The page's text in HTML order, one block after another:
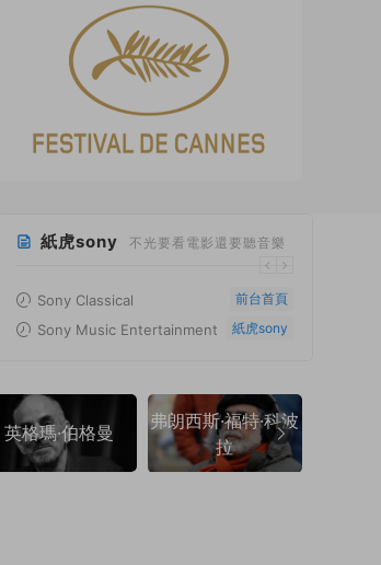
紙虎sony 不光要看電影還要聽音樂
Sony Classical 前台首頁
Sony Music Entertainment 紙虎sony
英格瑪·伯格曼
弗朗西斯·福特·科波
拉